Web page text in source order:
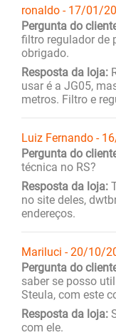
ronaldo - 17/01/
Pergunta do
filtro regulador de
obrigado.
Resposta da loja:
usar é a JG05,
metros. Filtro e
Luiz Fernando -
Pergunta do
técnica no RS?
Resposta da loja:
no site deles,
endereços.
Mariluci - 20/10/
Pergunta do
saber se posso
Steula, com este
Resposta da loja:
com ele.